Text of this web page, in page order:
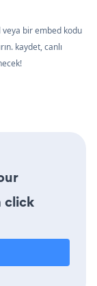
bir embed kodu
kaydet, canlı
click